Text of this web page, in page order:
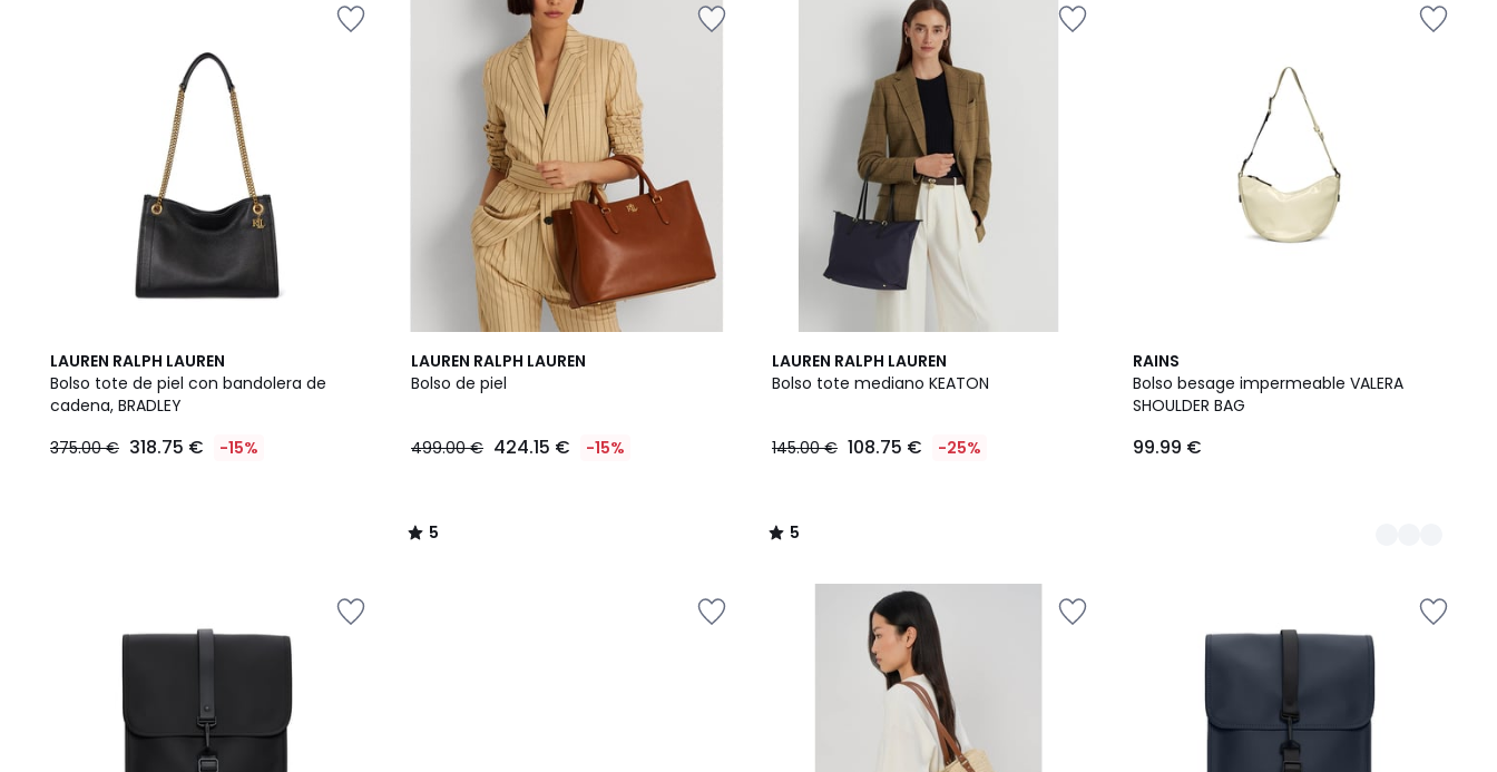
LAUREN RALPH LAUREN
Bolso tote de piel con bandolera de
cadena, BRADLEY
375.00 € 318.75 € -15%
LAUREN RALPH LAUREN
Bolso de piel
499.00 € 424.15 € -15%
5
/
5
/
LAUREN RALPH LAUREN
Bolso tote mediano KEATON
145.00 € 108.75 € -25%
5
/
5
/
RAINS
Bolso besage impermeable VALERA
SHOULDER BAG
99.99 €
2
Colores